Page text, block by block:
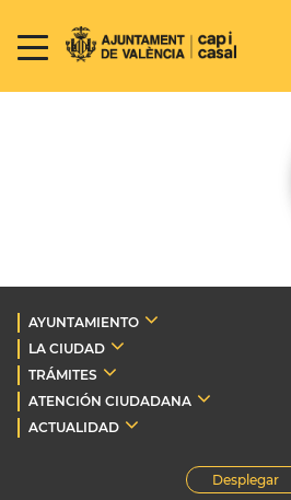
AYUNTAMIENTO
LA CIUDAD
TRÁMITES
ATENCIÓN CIUDADANA
ACTUALIDAD
Desplegar